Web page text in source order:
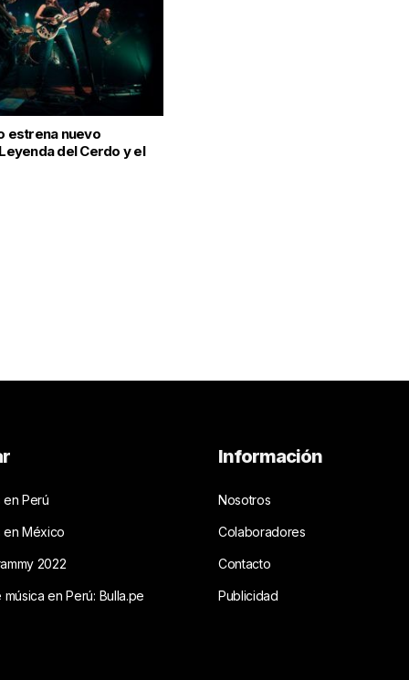
estrena nuevo
del Cerdo y el
Perú
en México
2022
en Perú: Bulla.pe
Información
Nosotros
Colaboradores
Contacto
Publicidad